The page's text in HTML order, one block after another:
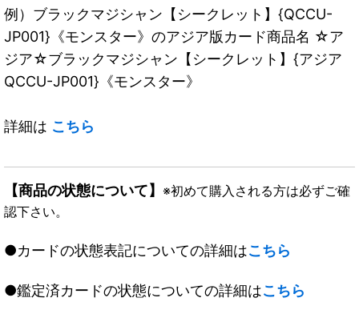
例）ブラックマジシャン【シークレット】{QCCU-
JP001}《モンスター》のアジア版カード商品名 ☆ア
ジア☆ブラックマジシャン【シークレット】{アジア
QCCU-JP001}《モンスター》
詳細は こちら
【商品の状態について】 ※初めて購入される方は必ずご確
認下さい。
●カードの状態表記についての詳細はこちら
●鑑定済カードの状態についての詳細はこちら